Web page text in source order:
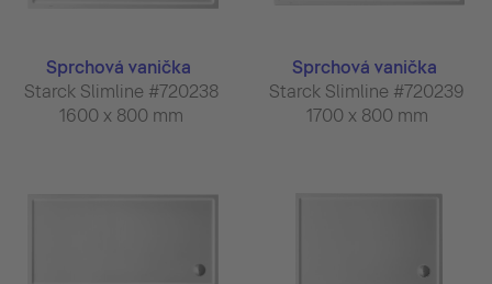
Sprchová vanička
Starck Slimline #720238
1600 x 800 mm
Sprchová vanička
Starck Slimline #720239
1700 x 800 mm